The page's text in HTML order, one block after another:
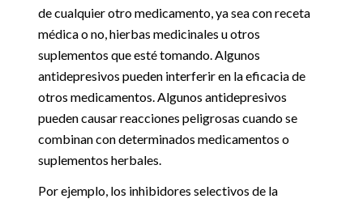
de cualquier otro medicamento, ya sea con receta
médica o no, hierbas medicinales u otros
suplementos que esté tomando. Algunos
antidepresivos pueden interferir en la eficacia de
otros medicamentos. Algunos antidepresivos
pueden causar reacciones peligrosas cuando se
combinan con determinados medicamentos o
suplementos herbales.
Por ejemplo, los inhibidores selectivos de la